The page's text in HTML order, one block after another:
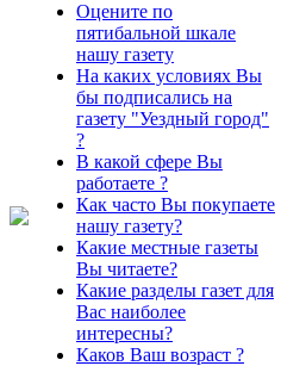
Оцените по
пятибальной шкале
нашу газету
На каких условиях Вы
бы подписались на
газету "Уездный город"
?
В какой сфере Вы
работаете ?
Как часто Вы покупаете
нашу газету?
Какие местные газеты
Вы читаете?
Какие разделы газет для
Вас наиболее
интересны?
Каков Ваш возраст ?